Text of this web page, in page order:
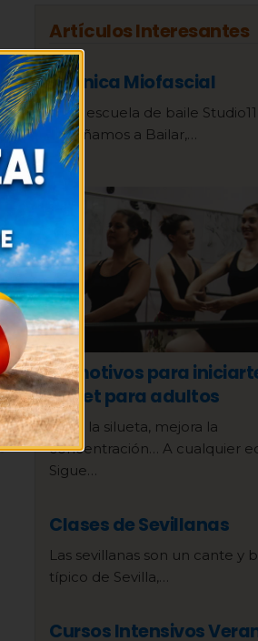
Artículos Interesantes
Técnica Miofascial
En la escuela de baile
enseñamos a Bailar,…
15 motivos para
ballet para adultos
Afina la silueta, mejora la
concentración… A cualquier
Sigue…
Clases de Sevillanas
Las sevillanas son un cante y
típico de Sevilla,…
Cursos Intensivos